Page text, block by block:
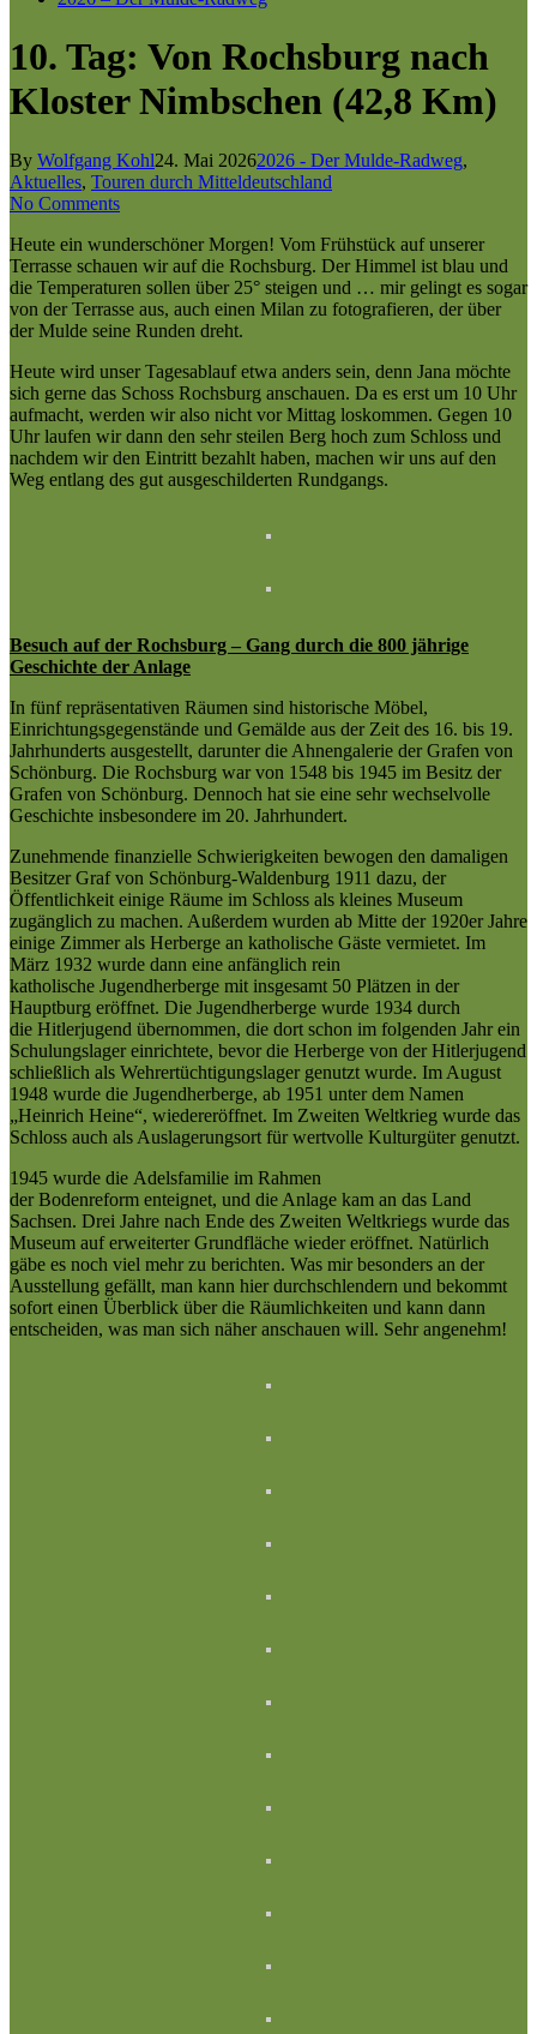
10. Tag: Von Rochsburg nach
Kloster Nimbschen (42,8 Km)
By Wolfgang Kohl24. Mai 20262026 - Der Mulde-Radweg,
Aktuelles, Touren durch Mitteldeutschland
No Comments
Heute ein wunderschöner Morgen! Vom Frühstück auf unserer
Terrasse schauen wir auf die Rochsburg. Der Himmel ist blau und
die Temperaturen sollen über 25° steigen und … mir gelingt es sogar
von der Terrasse aus, auch einen Milan zu fotografieren, der über
der Mulde seine Runden dreht.
Heute wird unser Tagesablauf etwa anders sein, denn Jana möchte
sich gerne das Schoss Rochsburg anschauen. Da es erst um 10 Uhr
aufmacht, werden wir also nicht vor Mittag loskommen. Gegen 10
Uhr laufen wir dann den sehr steilen Berg hoch zum Schloss und
nachdem wir den Eintritt bezahlt haben, machen wir uns auf den
Weg entlang des gut ausgeschilderten Rundgangs.
Besuch auf der Rochsburg – Gang durch die 800 jährige
Geschichte der Anlage
In fünf repräsentativen Räumen sind historische Möbel,
Einrichtungsgegenstände und Gemälde aus der Zeit des 16. bis 19.
Jahrhunderts ausgestellt, darunter die Ahnengalerie der Grafen von
Schönburg. Die Rochsburg war von 1548 bis 1945 im Besitz der
Grafen von Schönburg. Dennoch hat sie eine sehr wechselvolle
Geschichte insbesondere im 20. Jahrhundert.
Zunehmende finanzielle Schwierigkeiten bewogen den damaligen
Besitzer Graf von Schönburg-Waldenburg 1911 dazu, der
Öffentlichkeit einige Räume im Schloss als kleines Museum
zugänglich zu machen. Außerdem wurden ab Mitte der 1920er Jahre
einige Zimmer als Herberge an katholische Gäste vermietet. Im
März 1932 wurde dann eine anfänglich rein
katholische Jugendherberge mit insgesamt 50 Plätzen in der
Hauptburg eröffnet. Die Jugendherberge wurde 1934 durch
die Hitlerjugend übernommen, die dort schon im folgenden Jahr ein
Schulungslager einrichtete, bevor die Herberge von der Hitlerjugend
schließlich als Wehrertüchtigungslager genutzt wurde. Im August
1948 wurde die Jugendherberge, ab 1951 unter dem Namen
„Heinrich Heine“, wiedereröffnet. Im Zweiten Weltkrieg wurde das
Schloss auch als Auslagerungsort für wertvolle Kulturgüter genutzt.
1945 wurde die Adelsfamilie im Rahmen
der Bodenreform enteignet, und die Anlage kam an das Land
Sachsen. Drei Jahre nach Ende des Zweiten Weltkriegs wurde das
Museum auf erweiterter Grundfläche wieder eröffnet. Natürlich
gäbe es noch viel mehr zu berichten. Was mir besonders an der
Ausstellung gefällt, man kann hier durchschlendern und bekommt
sofort einen Überblick über die Räumlichkeiten und kann dann
entscheiden, was man sich näher anschauen will. Sehr angenehm!